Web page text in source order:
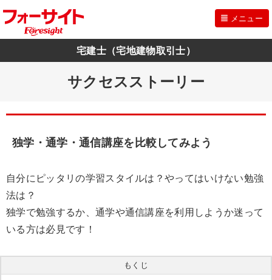
メニュー
宅建士（宅地建物取引士）
サクセスストーリー
独学・通学・通信講座を比較してみよう
自分にピッタリの学習スタイルは？やってはいけない勉強
法は？
独学で勉強するか、通学や通信講座を利用しようか迷って
いる方は必見です！
もくじ